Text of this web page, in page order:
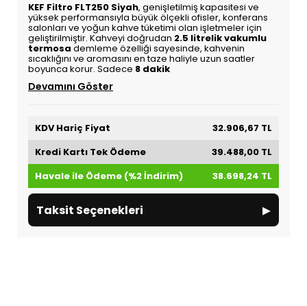
KEF Filtro FLT250 Siyah, genişletilmiş kapasitesi ve
yüksek performansıyla büyük ölçekli ofisler, konferans
salonları ve yoğun kahve tüketimi olan işletmeler için
geliştirilmiştir. Kahveyi doğrudan 2.5 litrelik vakumlu
termosa demleme özelliği sayesinde, kahvenin
sıcaklığını ve aromasını en taze haliyle uzun saatler
boyunca korur. Sadece 8 dakik
Devamını Göster
KDV Hariç Fiyat
32.906,67 TL
Kredi Kartı Tek Ödeme
39.488,00 TL
Havale ile Ödeme (%2 İndirim)
38.698,24 TL
Taksit Seçenekleri ▸